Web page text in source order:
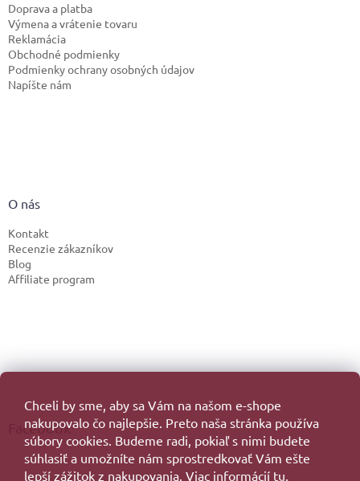
Chceli by sme, aby sa Vám na našom e-shope
nakupovalo čo najlepšie. Preto naša stránka používa
súbory cookies. Budeme radi, pokiaľ s nimi budete
súhlasiť a umožníte nám sprostredkovať Vám ešte
lepší zážitok z nakupovania. Viac informácií tu.
Doprava a platba
Výmena a vrátenie tovaru
Reklamácia
Obchodné podmienky
Podmienky ochrany osobných údajov
Napíšte nám
O nás
Kontakt
Recenzie zákazníkov
Blog
Affiliate program
Facebook